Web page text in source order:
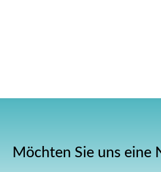
Möchten Sie uns eine